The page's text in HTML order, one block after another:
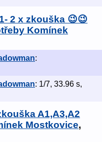
2 x zkouška 😉😉
Komínek
:
: 1/7, 33.96 s,
A1,A3,A2
Mostkovice,